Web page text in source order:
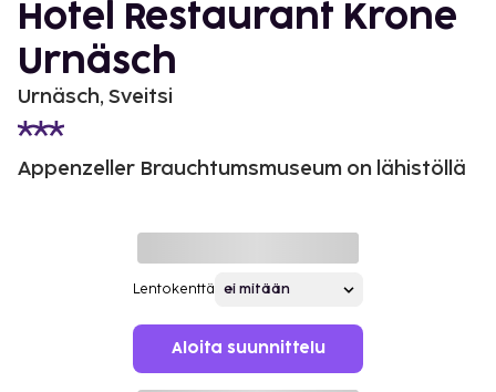
Hotel Restaurant Krone
Urnäsch
Urnäsch, Sveitsi
Appenzeller Brauchtumsmuseum on lähistöllä
Lentokenttä
Aloita suunnittelu